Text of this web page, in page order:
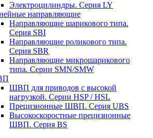
Электроцилиндры. Серия LY
направляющие
Направляющие шарикового типа.
Серия SBI
Направляющие роликового типа.
Серия SBR
Направляющие микрошарикового
типа. Серии SMN/SMW
ШВП для приводов с высокой
нагрузкой. Серии HSP / HSL
Прецизионные ШВП. Серия UBS
Высокоскоростные прецизионные
ШВП. Серия BS